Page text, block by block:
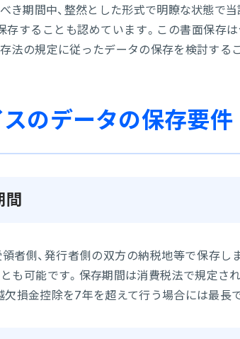
き期間中、整然とした形式で明瞭な状態で
存することも認めています。この書面保存
法の規定に従ったデータの保存を検討する
のデータの保存要件
間
者側、発行者側の双方の納税地等で保存
も可能です。保存期間は消費税法で規定さ
損金控除を7年を超えて行う場合には最長